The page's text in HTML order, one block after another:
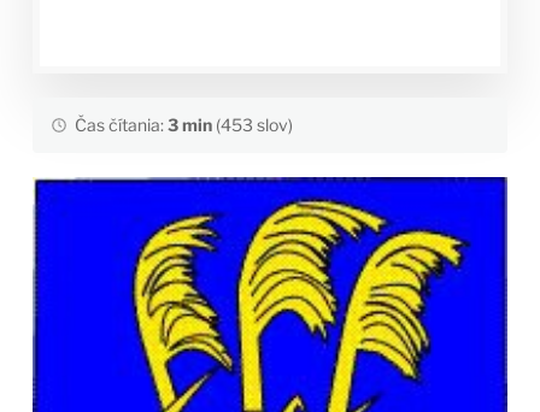
Čas čítania:3 min(453 slov)